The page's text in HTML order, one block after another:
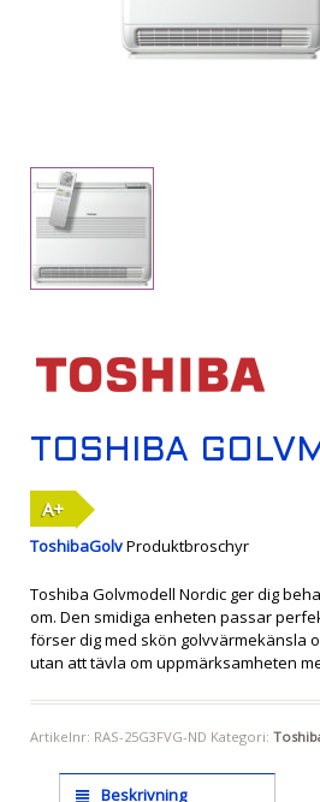
TOSHIBA
A+
ToshibaGolvProduktbroschyr
Toshiba Golvmodell Nordic ger dig
om. Den smidiga enheten passar
förser dig med skön golvvärmekänsla
utan att tävla om uppmärksamheten
Artikelnr: RAS-25G3FVG-ND Kategori:
Beskrivning